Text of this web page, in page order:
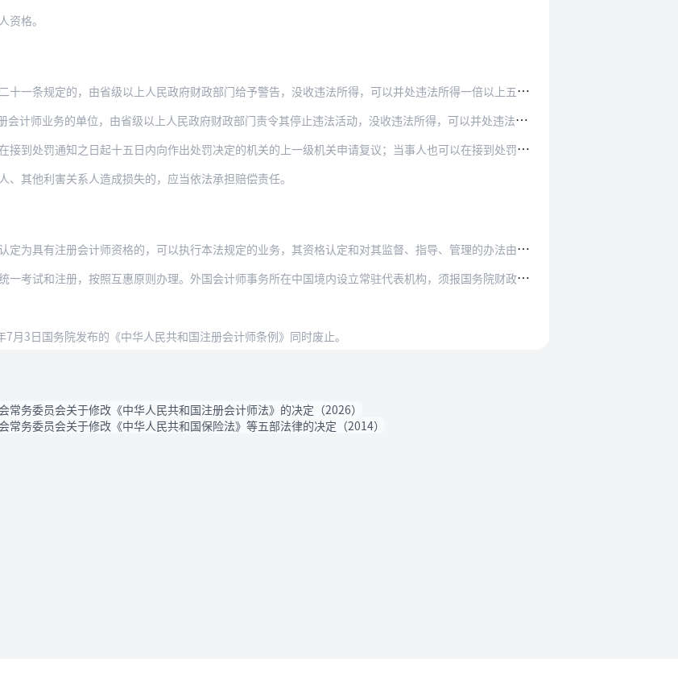
资格。
的，由省级以上人民政府财政部门给予警告，没收违法所得，可以并处违法所得一倍以上五倍以下的罚款；情节严重的，并可以由省…
务的单位，由省级以上人民政府财政部门责令其停止违法活动，没收违法所得，可以并处违法所得一倍以上五倍以下的罚款。
知之日起十五日内向作出处罚决定的机关的上一级机关申请复议；当事人也可以在接到处罚决定通知之日起十五日内直接向人民法院…
、其他利害关系人造成损失的，应当依法承担赔偿责任。
具有注册会计师资格的，可以执行本法规定的业务，其资格认定和对其监督、指导、管理的办法由国务院另行规定。
册，按照互惠原则办理。外国会计师事务所在中国境内设立常驻代表机构，须报国务院财政部门批准。外国会计师事务所与中国的会…
月3日国务院发布的《中华人民共和国注册会计师条例》同时废止。
常务委员会关于修改《中华人民共和国注册会计师法》的决定（2026）
常务委员会关于修改《中华人民共和国保险法》等五部法律的决定（2014）